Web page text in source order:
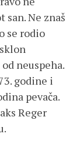
san. Ne znaš
se rodio
neuspeha.
godine i
pevača.
Reger